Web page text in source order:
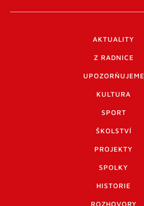
AKTUALITY
Z RADNICE
UPOZORŇUJEME
KULTURA
SPORT
ŠKOLSTVÍ
PROJEKTY
SPOLKY
HISTORIE
ROZHOVORY